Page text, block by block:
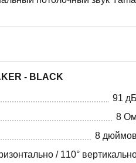
- BLACK
91 дБ
8 Ом
8 дюймов
/ 110°